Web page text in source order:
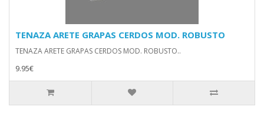
TENAZA ARETE GRAPAS CERDOS MOD. ROBUSTO
TENAZA ARETE GRAPAS CERDOS MOD. ROBUSTO..
9.95€